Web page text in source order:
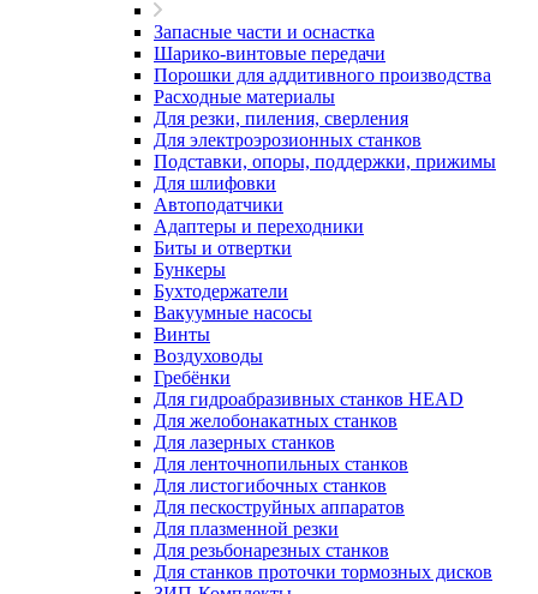
Запасные части и оснастка
Шарико-винтовые передачи
Порошки для аддитивного производства
Расходные материалы
Для резки, пиления, сверления
Для электроэрозионных станков
Подставки, опоры, поддержки, прижимы
Для шлифовки
Автоподатчики
Адаптеры и переходники
Биты и отвертки
Бункеры
Бухтодержатели
Вакуумные насосы
Винты
Воздуховоды
Гребёнки
Для гидроабразивных станков HEAD
Для желобонакатных станков
Для лазерных станков
Для ленточнопильных станков
Для листогибочных станков
Для пескоструйных аппаратов
Для плазменной резки
Для резьбонарезных станков
Для станков проточки тормозных дисков